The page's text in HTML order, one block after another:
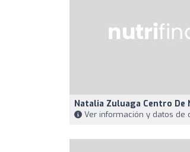
Natalia Zuluaga Centro De
Ver información y datos de